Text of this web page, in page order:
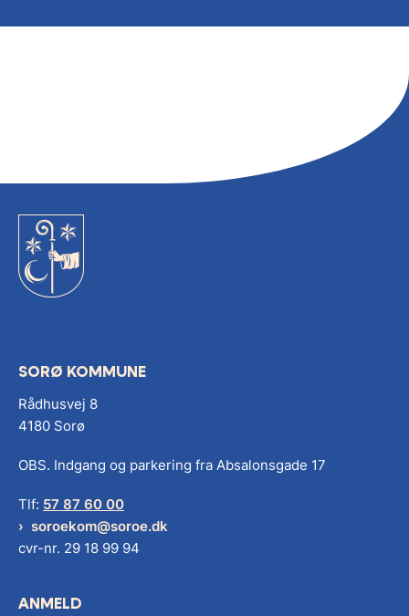
SORØ KOMMUNE
Rådhusvej 8
4180 Sorø
OBS. Indgang og parkering fra Absalonsgade 17
Tlf: 57 87 60 00
soroekom@soroe.dk
cvr-nr. 29 18 99 94
ANMELD